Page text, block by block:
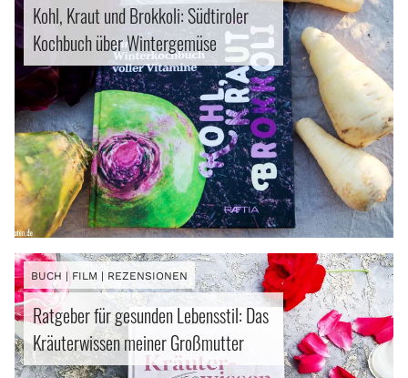
Kohl, Kraut und Brokkoli: Südtiroler
Kochbuch über Wintergemüse
BUCH | FILM | REZENSIONEN
Ratgeber für gesunden Lebensstil: Das
Kräuterwissen meiner Großmutter